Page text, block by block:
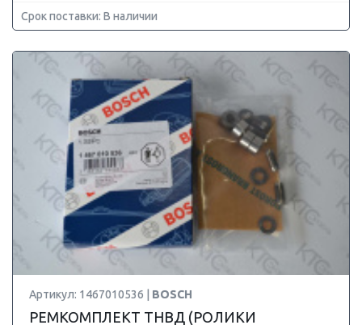
Срок поставки: В наличии
Артикул: 1467010536 | BOSCH
РЕМКОМПЛЕКТ ТНВД (РОЛИКИ